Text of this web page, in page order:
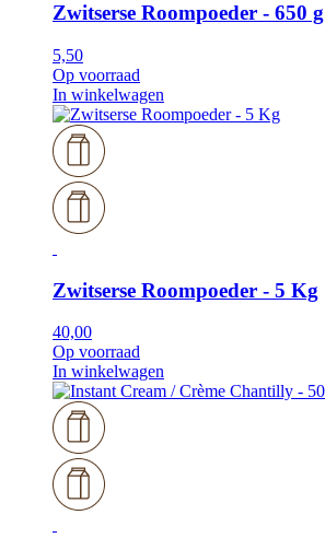
Zwitserse Roompoeder - 650 g
5,50
Op voorraad
In winkelwagen
Zwitserse Roompoeder - 5 Kg
40,00
Op voorraad
In winkelwagen